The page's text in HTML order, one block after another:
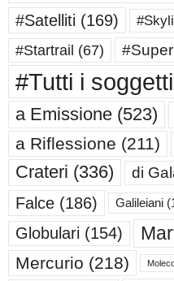
#Satelliti (169)
#Startrail (67)
#Tutti i soggetti
a Emissione (523)
a Riflessione (211)
Crateri (336) di
Falce (186) Galileiani
Globulari (154)
Mercurio (218)